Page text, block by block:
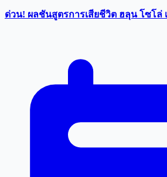
ด่วน! ผลชันสูตรการเสียชีวิต ฮลุน โซโล่